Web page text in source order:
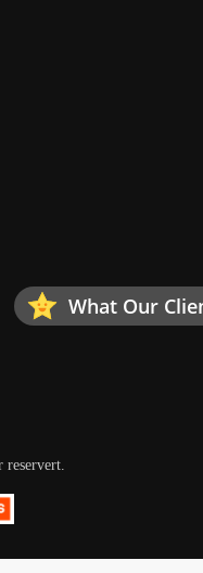
What Our